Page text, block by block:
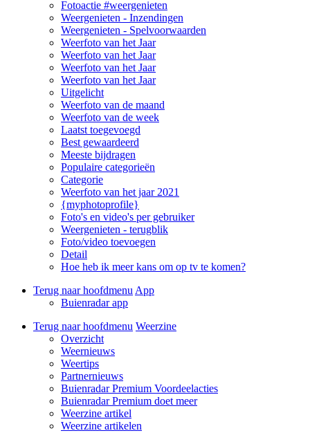
Fotoactie #weergenieten
Weergenieten - Inzendingen
Weergenieten - Spelvoorwaarden
Weerfoto van het Jaar
Weerfoto van het Jaar
Weerfoto van het Jaar
Weerfoto van het Jaar
Uitgelicht
Weerfoto van de maand
Weerfoto van de week
Laatst toegevoegd
Best gewaardeerd
Meeste bijdragen
Populaire categorieën
Categorie
Weerfoto van het jaar 2021
{myphotoprofile}
Foto's en video's per gebruiker
Weergenieten - terugblik
Foto/video toevoegen
Detail
Hoe heb ik meer kans om op tv te komen?
Terug naar hoofdmenu App
Buienradar app
Terug naar hoofdmenu Weerzine
Overzicht
Weernieuws
Weertips
Partnernieuws
Buienradar Premium Voordeelacties
Buienradar Premium doet meer
Weerzine artikel
Weerzine artikelen